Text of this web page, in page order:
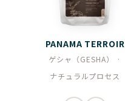
PANAMA TERROIR
ゲシャ（GESHA） ·
ナチュラルプロセス